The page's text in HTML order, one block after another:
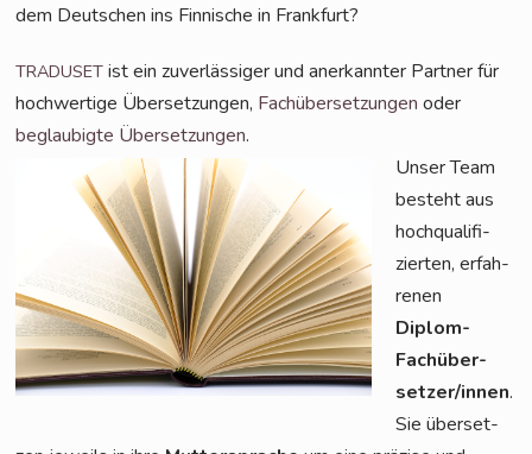
dem Deut­schen ins Fin­ni­sche in Frankfurt?
TRADUSET ist ein zuver­läs­si­ger und aner­kann­ter Part­ner für
hoch­wer­ti­ge Über­set­zun­gen, Fach­über­set­zun­gen oder
beglau­big­te Über­set­zun­gen.
Unser Team
besteht aus
hoch­qua­li­fi­
zier­ten, erfah­
re­nen
Diplom-
Fach­über­
set­zer/in­nen.
Sie über­set­